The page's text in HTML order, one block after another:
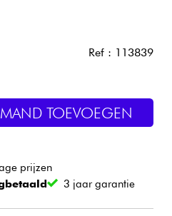
Ref : 113839
TOEVOEGEN
prijzen
3 jaar garantie